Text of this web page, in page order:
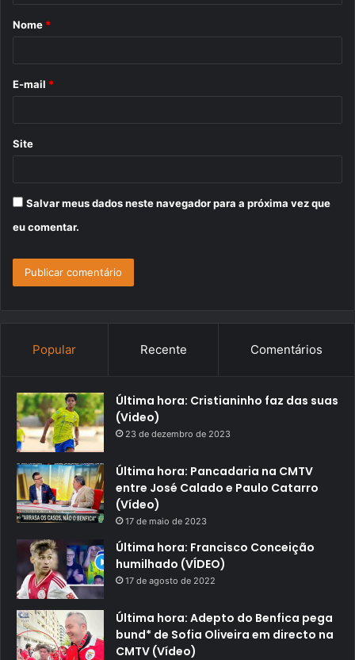
r
Nome *
E-mail *
Site
Salvar meus dados neste navegador para a próxima vez que
eu comentar.
Popular Recente Comentários
Última hora: Cristianinho faz das suas
(Video)
23 de dezembro de 2023
Última hora: Pancadaria na CMTV
entre José Calado e Paulo Catarro
(Vídeo)
17 de maio de 2023
Última hora: Francisco Conceição
humilhado (VÍDEO)
17 de agosto de 2022
Última hora: Adepto do Benfica pega
bund* de Sofia Oliveira em directo na
CMTV (Vídeo)